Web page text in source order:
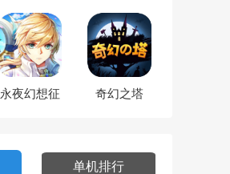
永夜幻想征
奇幻之塔
单机排行